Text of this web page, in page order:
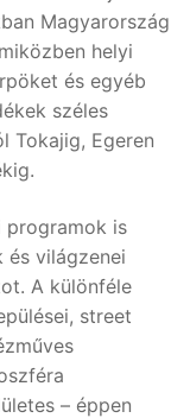
Magyarország
helyi
és egyéb
széles
Tokajig, Egeren
programok is
és világzenei
A különféle
street
– éppen